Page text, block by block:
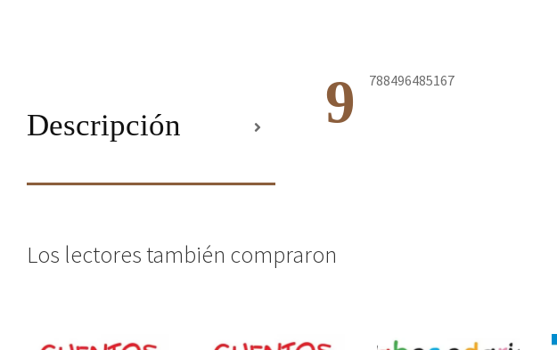
Descripción 9 788496485167
Los lectores también compraron